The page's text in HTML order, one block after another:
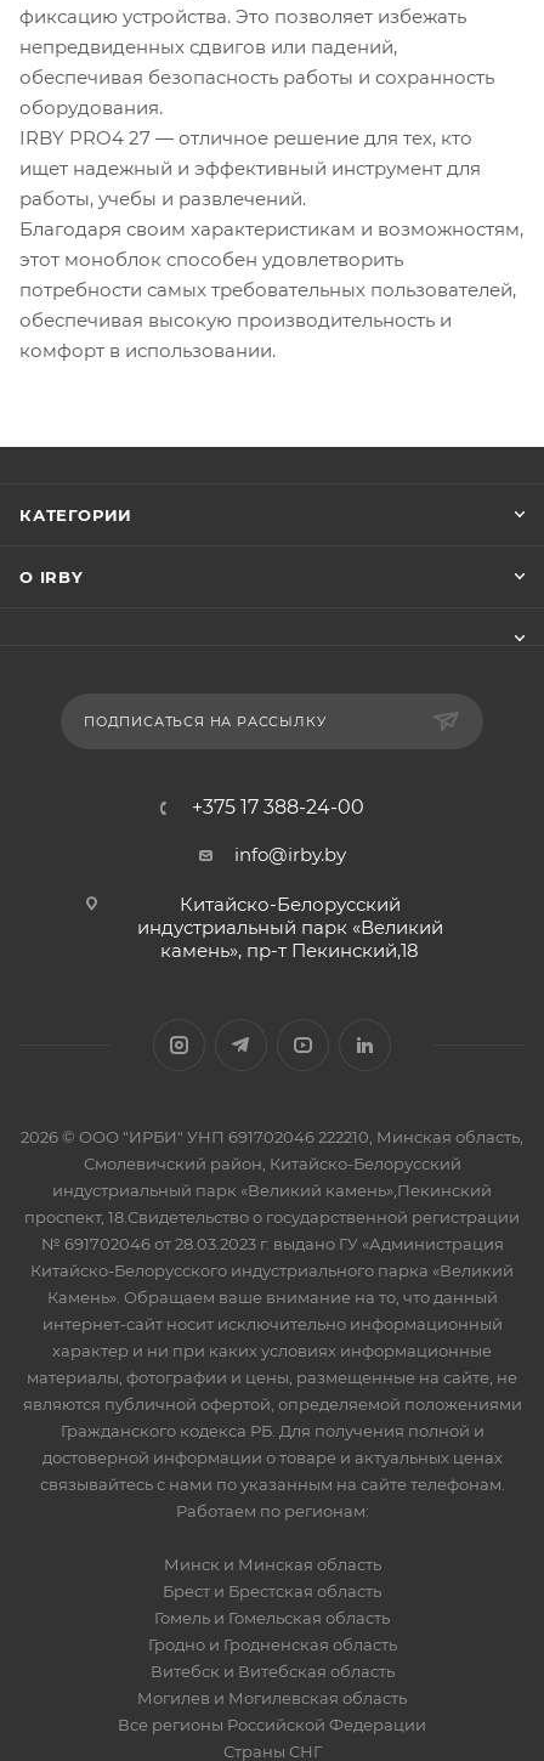
фиксацию устройства. Это позволяет избежать
непредвиденных сдвигов или падений,
обеспечивая безопасность работы и сохранность
оборудования.
IRBY PRO4 27 — отличное решение для тех, кто
ищет надежный и эффективный инструмент для
работы, учебы и развлечений.
Благодаря своим характеристикам и возможностям,
этот моноблок способен удовлетворить
потребности самых требовательных пользователей,
обеспечивая высокую производительность и
комфорт в использовании.
КАТЕГОРИИ
О IRBY
ПОДПИСАТЬСЯ НА РАССЫЛКУ
+375 17 388-24-00
info@irby.by
Китайско-Белорусский
индустриальный парк «Великий
камень», пр-т Пекинский,18
2026 © ООО "ИРБИ" УНП 691702046 222210, Минская область,
Смолевичский район, Китайско-Белорусский
индустриальный парк «Великий камень»,Пекинский
проспект, 18.Свидетельство о государственной регистрации
№ 691702046 от 28.03.2023 г. выдано ГУ «Администрация
Китайско-Белорусского индустриального парка «Великий
Камень». Обращаем ваше внимание на то, что данный
интернет-сайт носит исключительно информационный
характер и ни при каких условиях информационные
материалы, фотографии и цены, размещенные на сайте, не
являются публичной офертой, определяемой положениями
Гражданского кодекса РБ. Для получения полной и
достоверной информации о товаре и актуальных ценах
связывайтесь с нами по указанным на сайте телефонам.
Работаем по регионам:
Минск и Минская область
Брест и Брестская область
Гомель и Гомельская область
Гродно и Гродненская область
Витебск и Витебская область
Могилев и Могилевская область
Все регионы Российской Федерации
Страны СНГ